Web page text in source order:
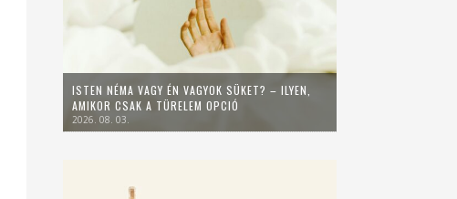
ISTEN NÉMA VAGY ÉN VAGYOK SÜKET? – ILYEN,
AMIKOR CSAK A TÜRELEM OPCIÓ
2026. 08. 03.